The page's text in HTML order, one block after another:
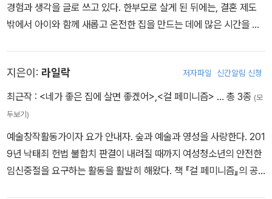
경험과 생각을 글로 쓰고 있다. 한부모로 살게 된 뒤에는, 결혼 제도
밖에서 아이와 함께 새롭고 온전한 집을 만드는 데에 많은 시간을 들
지 않게 나이 들고 싶다.
지은이: 라일락 저자파일 신간알림 신청
최근작 : <네가 좋은 집에 살면 좋겠어> <걸 페미니즘> … 총 3종 (모
두보기)
예술창작활동가이자 요가 안내자. 숲과 예술과 영성을 사랑한다. 201
9년 낙태죄 헌법 불합치 판결이 내려질 때까지 여성청소년의 안전한
임신중절을 요구하는 활동을 활발히 해왔다. 책 『걸 페미니즘』의 공